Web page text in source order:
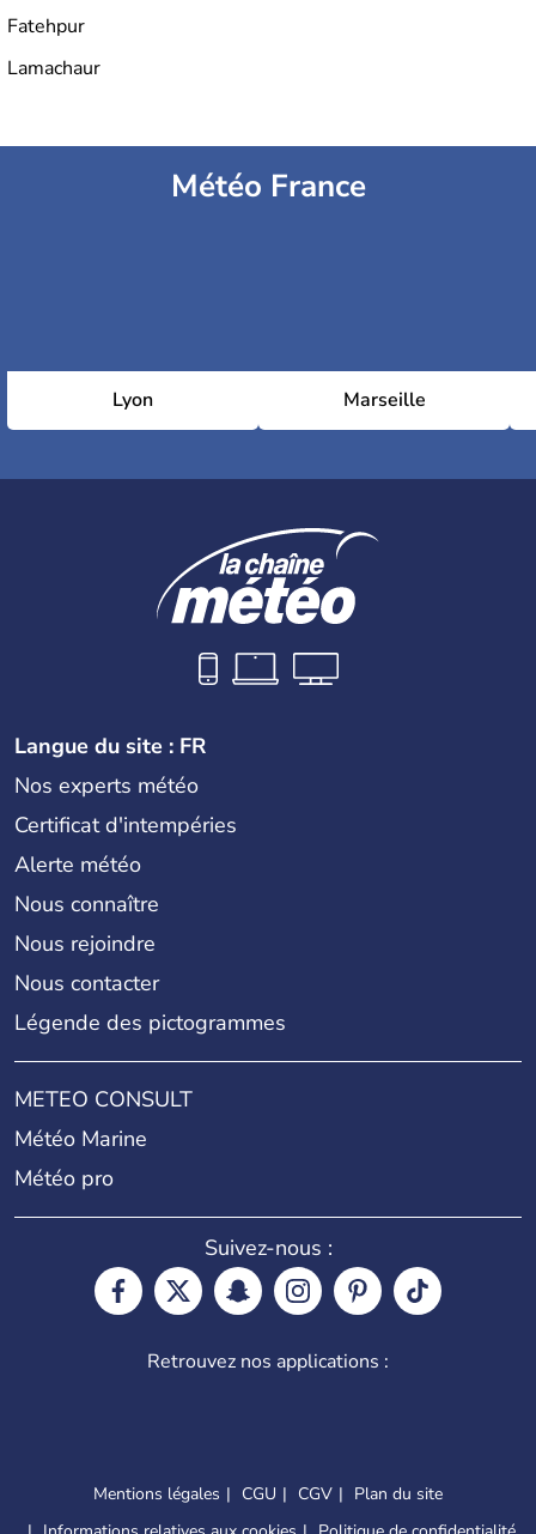
Fatehpur
Lamachaur
Météo France
Lyon Marseille
Langue du site : FR
Nos experts météo
Certificat d'intempéries
Alerte météo
Nous connaître
Nous rejoindre
Nous contacter
Légende des pictogrammes
METEO CONSULT
Météo Marine
Météo pro
Suivez-nous :
Retrouvez nos applications :
Mentions légales CGU CGV
Plan du site